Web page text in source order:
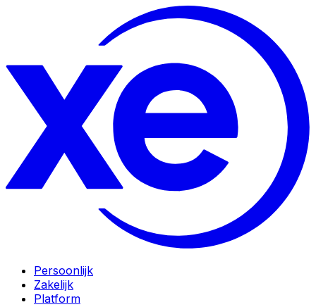
Persoonlijk
Zakelijk
Platform